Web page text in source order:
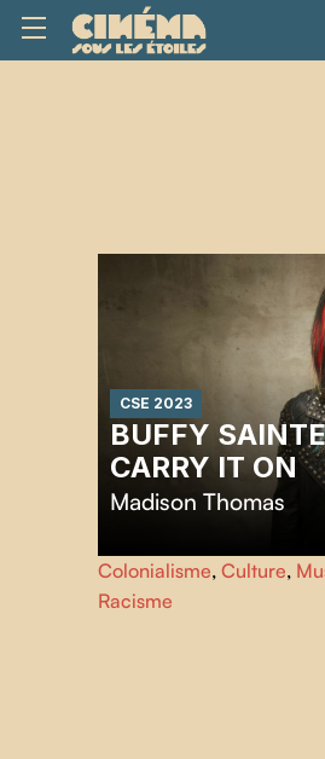
CSE 2023
BUFFY
CARRY IT ON
Madison Thomas
Ce film retrace la vie de
Buffy Sainte-Marie, une
droits des premières nations
Colonialisme, Culture,
Racisme